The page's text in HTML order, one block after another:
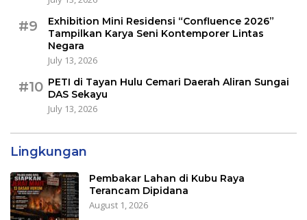
#9
Exhibition Mini Residensi “Confluence 2026”
Tampilkan Karya Seni Kontemporer Lintas
Negara
July 13, 2026
#10 PETI di Tayan Hulu Cemari Daerah Aliran Sungai
DAS Sekayu
July 13, 2026
Lingkungan
Pembakar Lahan di Kubu Raya
Terancam Dipidana
August 1, 2026